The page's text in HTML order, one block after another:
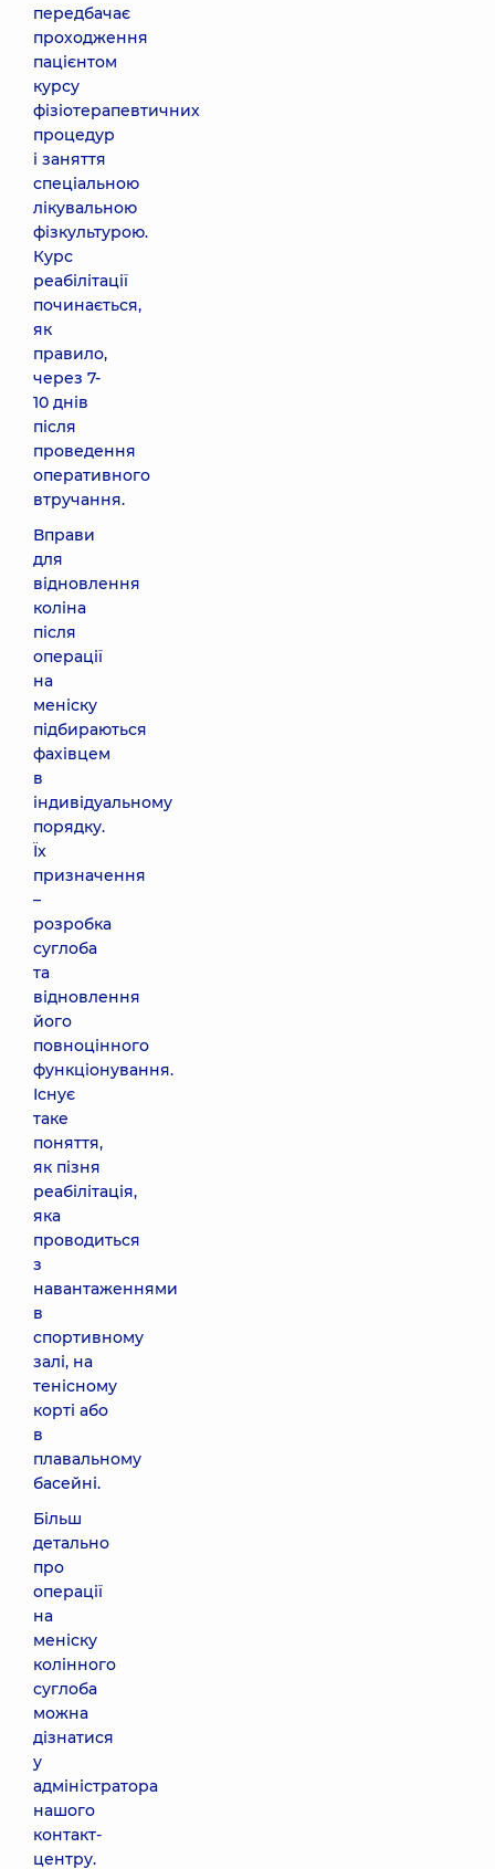
передбачає
проходження
пацієнтом
курсу
фізіотерапевтичних
процедур
і заняття
спеціальною
лікувальною
фізкультурою.
Курс
реабілітації
починається,
як
правило,
через 7-
10 днів
після
проведення
оперативного
втручання.
Вправи
для
відновлення
коліна
після
операції
на
меніску
підбираються
фахівцем
в
індивідуальному
порядку.
Їх
призначення
–
розробка
суглоба
та
відновлення
його
повноцінного
функціонування.
Існує
таке
поняття,
як пізня
реабілітація,
яка
проводиться
з
навантаженнями
в
спортивному
залі, на
тенісному
корті або
в
плавальному
басейні.
Більш
детально
про
операції
на
меніску
колінного
суглоба
можна
дізнатися
у
адміністратора
нашого
контакт-
центру.